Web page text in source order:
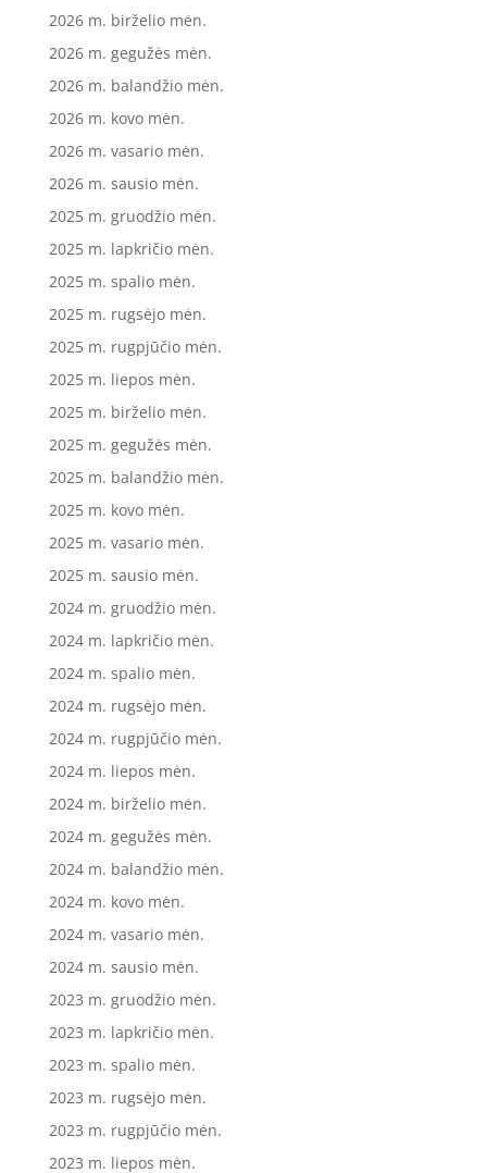
2026 m. birželio mėn.
2026 m. gegužės mėn.
2026 m. balandžio mėn.
2026 m. kovo mėn.
2026 m. vasario mėn.
2026 m. sausio mėn.
2025 m. gruodžio mėn.
2025 m. lapkričio mėn.
2025 m. spalio mėn.
2025 m. rugsėjo mėn.
2025 m. rugpjūčio mėn.
2025 m. liepos mėn.
2025 m. birželio mėn.
2025 m. gegužės mėn.
2025 m. balandžio mėn.
2025 m. kovo mėn.
2025 m. vasario mėn.
2025 m. sausio mėn.
2024 m. gruodžio mėn.
2024 m. lapkričio mėn.
2024 m. spalio mėn.
2024 m. rugsėjo mėn.
2024 m. rugpjūčio mėn.
2024 m. liepos mėn.
2024 m. birželio mėn.
2024 m. gegužės mėn.
2024 m. balandžio mėn.
2024 m. kovo mėn.
2024 m. vasario mėn.
2024 m. sausio mėn.
2023 m. gruodžio mėn.
2023 m. lapkričio mėn.
2023 m. spalio mėn.
2023 m. rugsėjo mėn.
2023 m. rugpjūčio mėn.
2023 m. liepos mėn.